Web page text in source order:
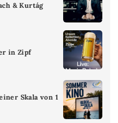
& Kurtág
in Zipf
Skala von 1